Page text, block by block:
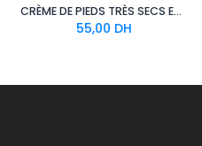
CRÈME DE PIEDS TRÈS SECS ET ABÎMÉS RÉPARATRICE ANTI CREVASSES DES PIEDS 75ml
55,00 DH